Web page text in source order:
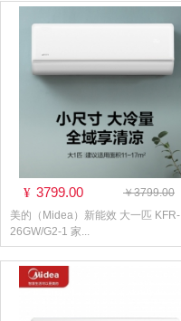
¥ 3799.00
￥3799.00
美的（Midea）新能效 大一匹 KFR-
26GW/G2-1 家...